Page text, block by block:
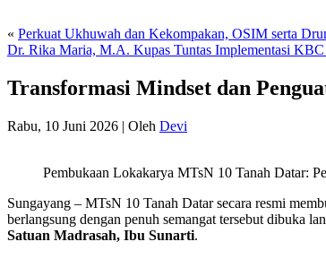
« Perkuat Ukhuwah dan Kekompakan, OSIM serta
Dr. Rika Maria, M.A. Kupas Tuntas Implementasi
Transformasi Mindset dan
Rabu, 10 Juni 2026 | Oleh Devi
Pembukaan Lokakarya MTsN 10 Tanah Datar:
Sungayang – MTsN 10 Tanah Datar secara resmi
berlangsung dengan penuh semangat tersebut dibuka
Satuan Madrasah, Ibu Sunarti.